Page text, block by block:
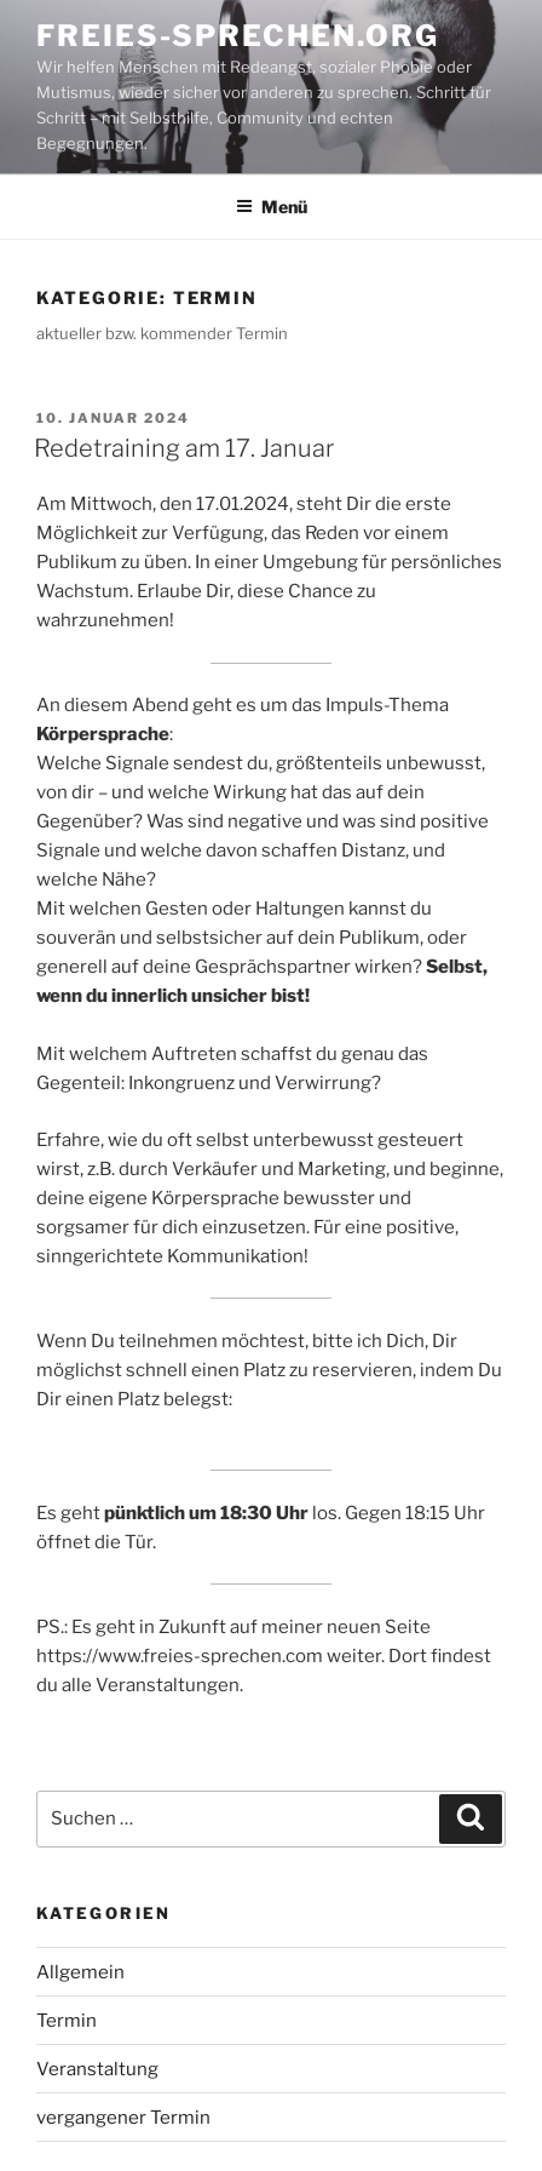
Inhalt
springen
FREIES-SPRECHEN.ORG
Wir helfen Menschen mit Redeangst, sozialer Phobie oder
Mutismus, wieder sicher vor anderen zu sprechen. Schritt für
Schritt – mit Selbsthilfe, Community und echten
Begegnungen.
Menü
KATEGORIE: TERMIN
aktueller bzw. kommender Termin
VERÖFFENTLICHT
AM
10. JANUAR 2024
Redetraining am 17. Januar
Am Mittwoch, den 17.01.2024, steht Dir die erste
Möglichkeit zur Verfügung, das Reden vor einem
Publikum zu üben. In einer Umgebung für persönliches
Wachstum. Erlaube Dir, diese Chance zu
wahrzunehmen!
An diesem Abend geht es um das Impuls-Thema
Körpersprache:
Welche Signale sendest du, größtenteils unbewusst,
von dir – und welche Wirkung hat das auf dein
Gegenüber? Was sind negative und was sind positive
Signale und welche davon schaffen Distanz, und
welche Nähe?
Mit welchen Gesten oder Haltungen kannst du
souverän und selbstsicher auf dein Publikum, oder
generell auf deine Gesprächspartner wirken?Selbst,
wenn du innerlich unsicher bist!
Mit welchem Auftreten schaffst du genau das
Gegenteil: Inkongruenz und Verwirrung?
Erfahre, wie du oft selbst unterbewusst gesteuert
wirst, z.B. durch Verkäufer und Marketing, und beginne,
deine eigene Körpersprache bewusster und
sorgsamer für dich einzusetzen. Für eine positive,
sinngerichtete Kommunikation!
Wenn Du teilnehmen möchtest, bitte ich Dich, Dir
möglichst schnell einen Platz zu reservieren, indem Du
Dir einen Platz belegst:
Es gehtpünktlich um 18:30 Uhr los. Gegen 18:15 Uhr
öffnet die Tür.
PS.: Es geht in Zukunft auf meiner neuen Seite
https://www.freies-sprechen.com weiter. Dort findest
du alle Veranstaltungen.
nach:
KATEGORIEN
Allgemein
Termin
Veranstaltung
vergangener Termin